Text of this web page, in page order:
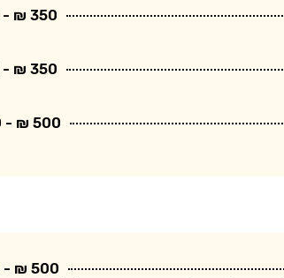
350 ₪ - 250 ₪
350 ₪ - 250 ₪
500 ₪ - 400 ₪
500 ₪ - 300 ₪